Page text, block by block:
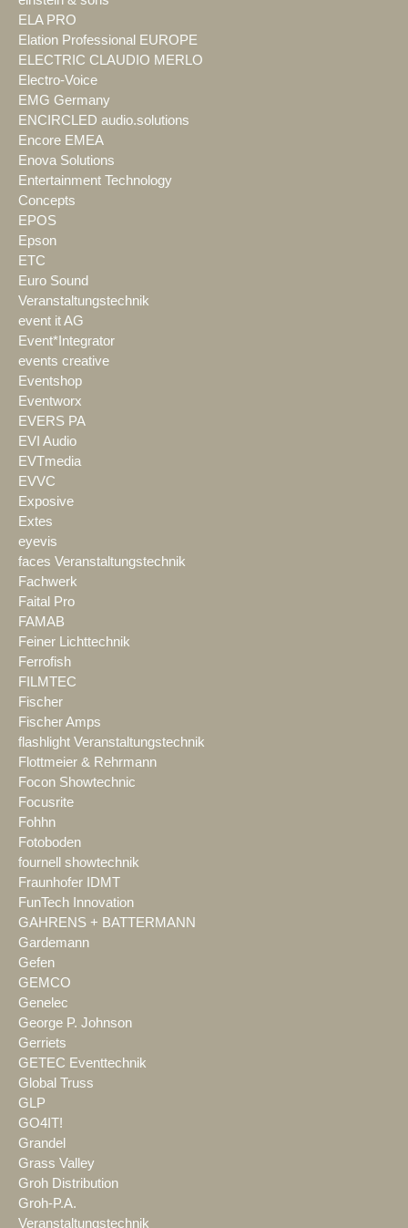
ELA PRO
Elation Professional EUROPE
ELECTRIC CLAUDIO MERLO
Electro-Voice
EMG Germany
ENCIRCLED audio.solutions
Encore EMEA
Enova Solutions
Entertainment Technology
Concepts
EPOS
Epson
ETC
Euro Sound
Veranstaltungstechnik
event it AG
Event*Integrator
events creative
Eventshop
Eventworx
EVERS PA
EVI Audio
EVTmedia
EVVC
Exposive
Extes
eyevis
faces Veranstaltungstechnik
Fachwerk
Faital Pro
FAMAB
Feiner Lichttechnik
Ferrofish
FILMTEC
Fischer
Fischer Amps
flashlight Veranstaltungstechnik
Flottmeier & Rehrmann
Focon Showtechnic
Focusrite
Fohhn
Fotoboden
fournell showtechnik
Fraunhofer IDMT
FunTech Innovation
GAHRENS + BATTERMANN
Gardemann
Gefen
GEMCO
Genelec
George P. Johnson
Gerriets
GETEC Eventtechnik
Global Truss
GLP
GO4IT!
Grandel
Grass Valley
Groh Distribution
Groh-P.A.
Veranstaltungstechnik